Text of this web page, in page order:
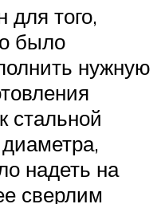
для того,
было
нужную
стальной
надеть на
сверлим